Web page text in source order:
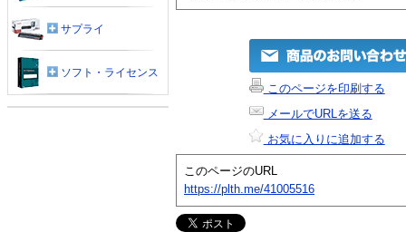
このページを印刷する
メールでURLを送る
お気に入りに追加する
このページのURL
https://plth.me/41005516
サプライ
ソフト・ライセンス